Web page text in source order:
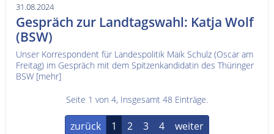
31.08.2024
Gespräch zur Landtagswahl: Katja Wolf
(BSW)
Unser Korrespondent für Landespolitik Maik Schulz (Oscar am
Freitag) im Gespräch mit dem Spitzenkandidatin des Thüringer
BSW [mehr]
Seite 1 von 4, Insgesamt 48 Einträge.
zurück 1 2 3 4 weiter